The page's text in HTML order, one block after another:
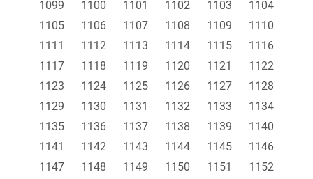
1099
1100 1101 1102 1103
1104
1105
1106 1107 1108 1109
1110
1111
1112 1113 1114 1115
1116
1117
1118 1119 1120 1121
1122
1123
1124 1125 1126 1127
1128
1129
1130 1131 1132 1133
1134
1135
1136 1137 1138 1139
1140
1141
1142 1143 1144 1145
1146
1147
1148 1149 1150 1151 1152